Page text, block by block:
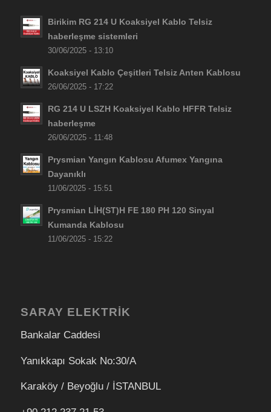
Birikim RG 214 U Koaksiyel Kablo Telsiz
haberleşme sistemleri
30/06/2025 - 13:10
Koaksiyel Kablo Çeşitleri Telsiz Anten Kablosu
26/06/2025 - 17:22
RG 214 U LSZH Koaksiyel Kablo HFFR Telsiz
haberleşme
26/06/2025 - 11:48
Prysmian Yangın Kablosu Afumex Yangına
Dayanıklı
11/06/2025 - 15:51
Prysmian LİH(ST)H FE 180 PH 120 Sinyal
Kumanda Kablosu
11/06/2025 - 15:22
SARAY ELEKTRİK
Bankalar Caddesi
Yanıkkapı Sokak No:30/A
Karaköy / Beyoğlu / İSTANBUL